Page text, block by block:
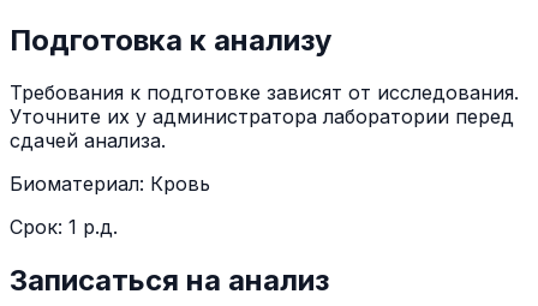
Подготовка к анализу
Требования к подготовке зависят от исследования.
Уточните их у администратора лаборатории перед
сдачей анализа.
Биоматериал: Кровь
Срок: 1 р.д.
Записаться на анализ